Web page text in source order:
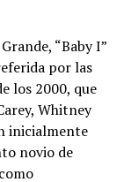
“Baby I”
por las
los 2000, que
Whitney
inicialmente
novio de